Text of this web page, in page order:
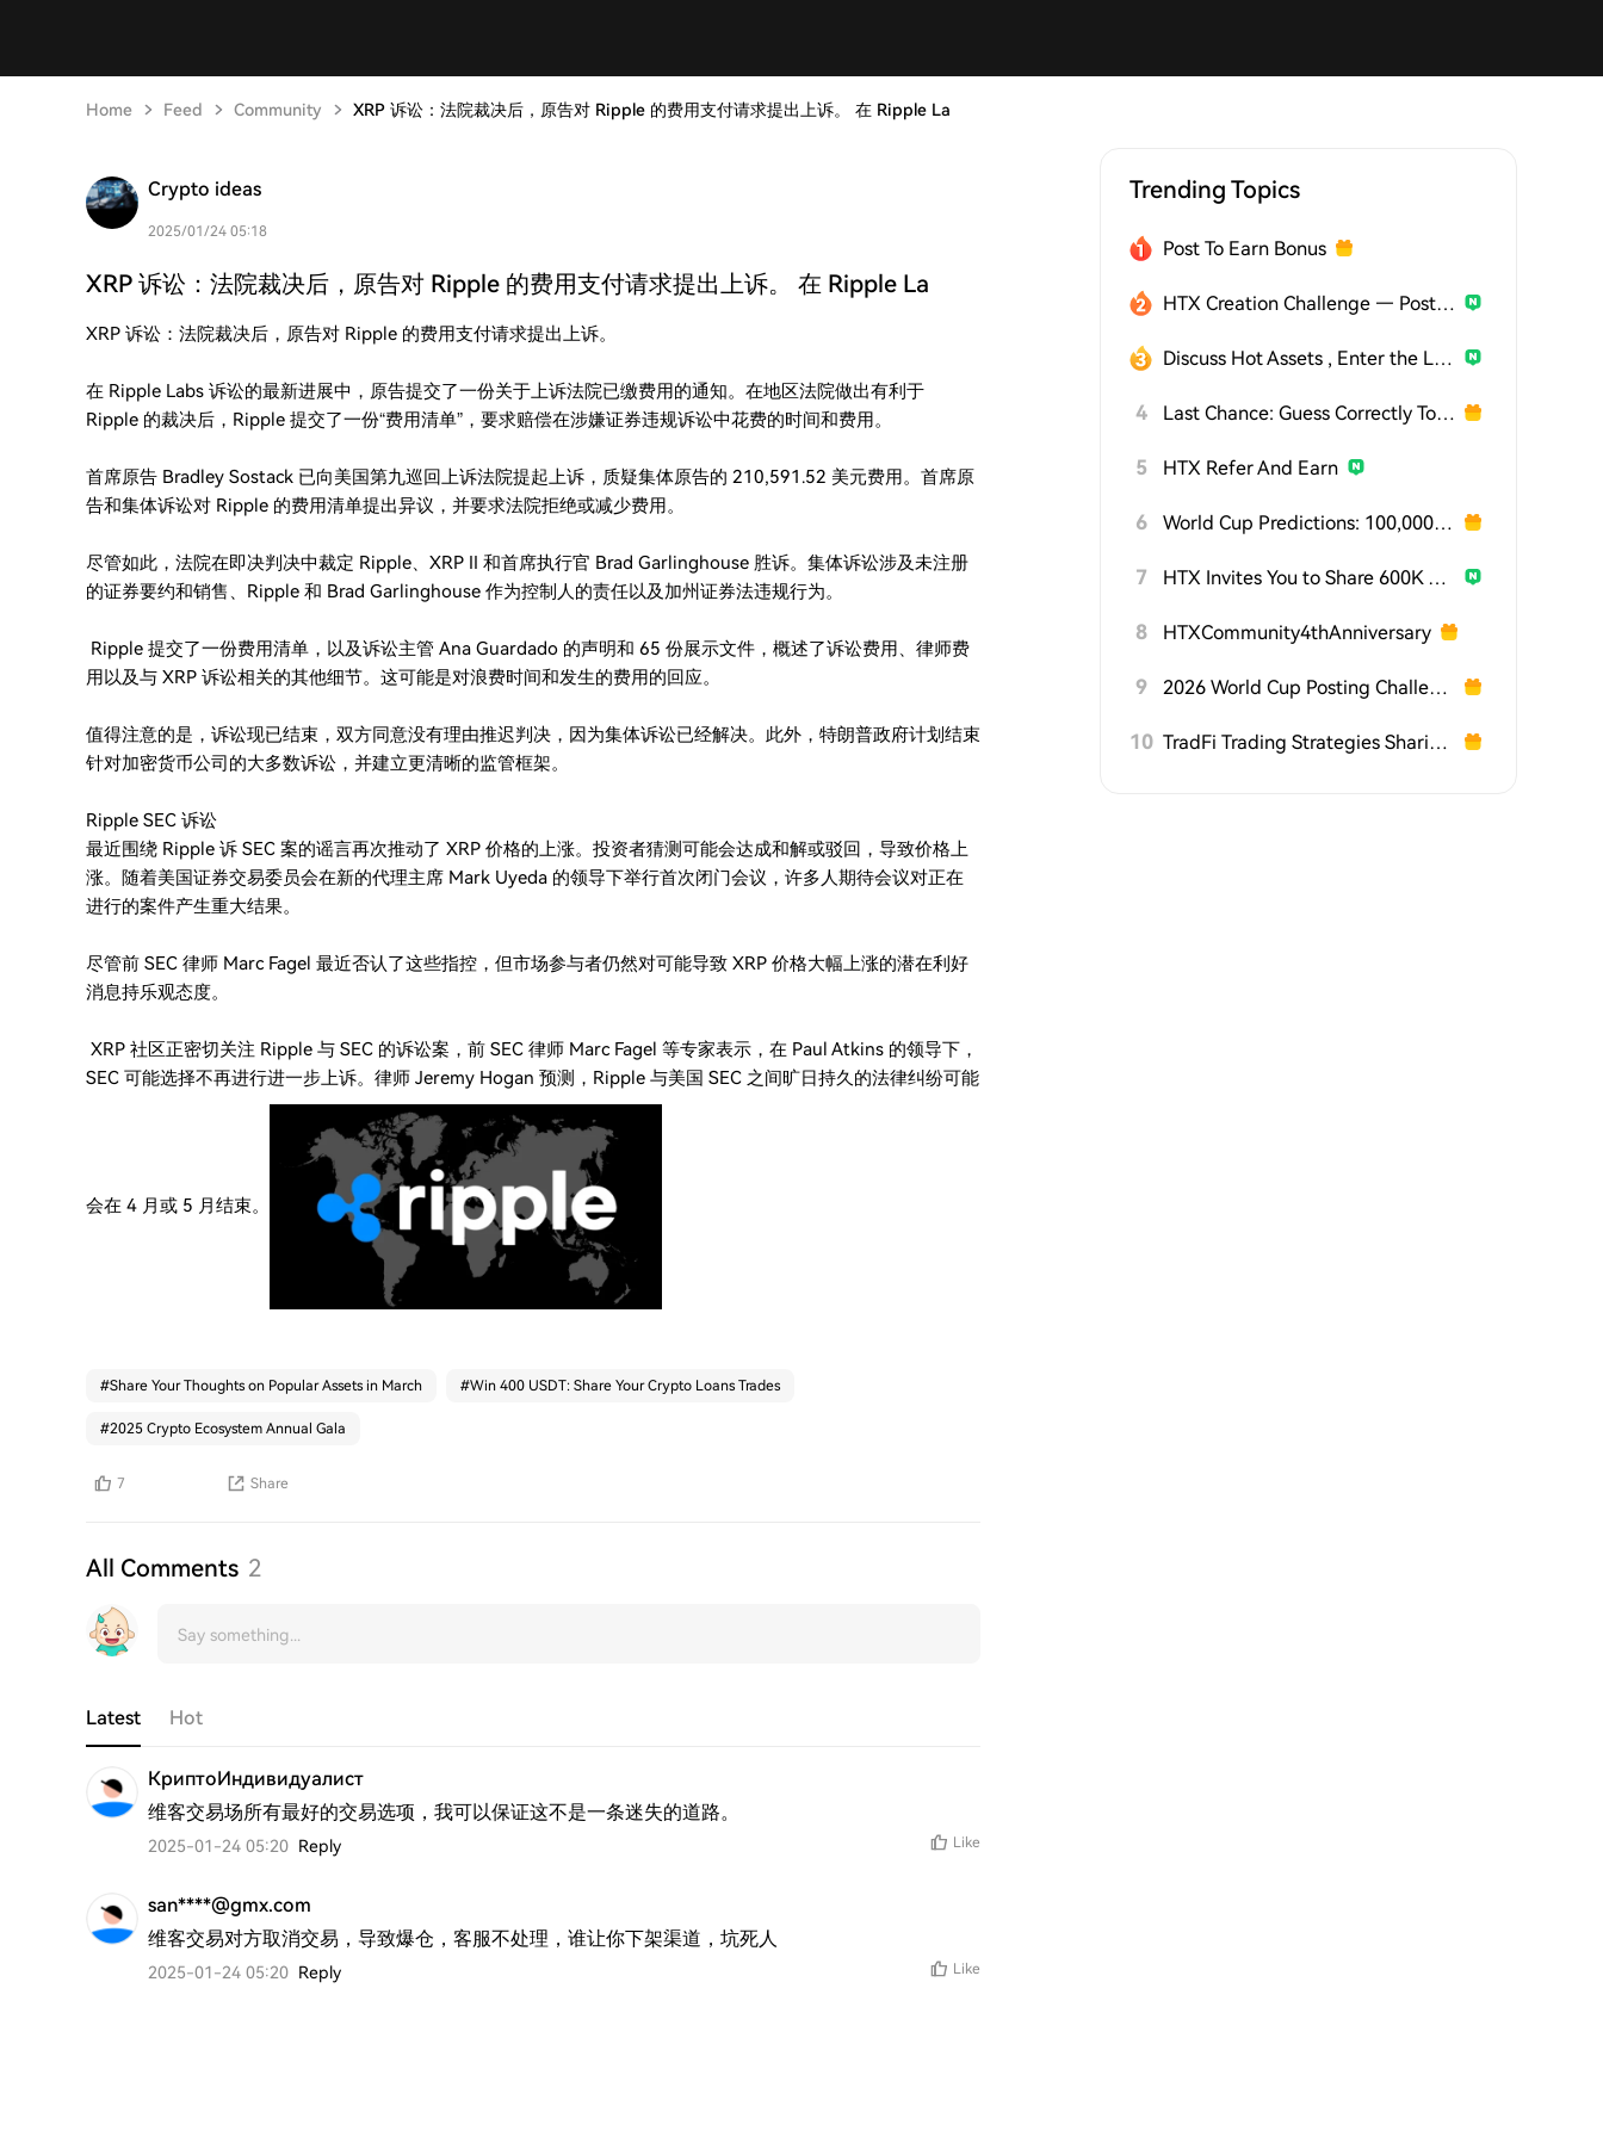
Home Feed Community XRP 诉讼：法院裁决后，原告对 Ripple 的费用支付请求提出上诉。 在 Ripple La
Crypto ideas
2025/01/24 05:18
XRP 诉讼：法院裁决后，原告对 Ripple 的费用支付请求提出上诉。 在 Ripple La
XRP 诉讼：法院裁决后，原告对 Ripple 的费用支付请求提出上诉。
在 Ripple Labs 诉讼的最新进展中，原告提交了一份关于上诉法院已缴费用的通知。在地区法院做出有利于
Ripple 的裁决后，Ripple 提交了一份“费用清单”，要求赔偿在涉嫌证券违规诉讼中花费的时间和费用。
首席原告 Bradley Sostack 已向美国第九巡回上诉法院提起上诉，质疑集体原告的 210,591.52 美元费用。首席原
告和集体诉讼对 Ripple 的费用清单提出异议，并要求法院拒绝或减少费用。
尽管如此，法院在即决判决中裁定 Ripple、XRP II 和首席执行官 Brad Garlinghouse 胜诉。集体诉讼涉及未注册
的证券要约和销售、Ripple 和 Brad Garlinghouse 作为控制人的责任以及加州证券法违规行为。
Ripple 提交了一份费用清单，以及诉讼主管 Ana Guardado 的声明和 65 份展示文件，概述了诉讼费用、律师费
用以及与 XRP 诉讼相关的其他细节。这可能是对浪费时间和发生的费用的回应。
值得注意的是，诉讼现已结束，双方同意没有理由推迟判决，因为集体诉讼已经解决。此外，特朗普政府计划结束
针对加密货币公司的大多数诉讼，并建立更清晰的监管框架。
Ripple SEC 诉讼
最近围绕 Ripple 诉 SEC 案的谣言再次推动了 XRP 价格的上涨。投资者猜测可能会达成和解或驳回，导致价格上
涨。随着美国证券交易委员会在新的代理主席 Mark Uyeda 的领导下举行首次闭门会议，许多人期待会议对正在
进行的案件产生重大结果。
尽管前 SEC 律师 Marc Fagel 最近否认了这些指控，但市场参与者仍然对可能导致 XRP 价格大幅上涨的潜在利好
消息持乐观态度。
XRP 社区正密切关注 Ripple 与 SEC 的诉讼案，前 SEC 律师 Marc Fagel 等专家表示，在 Paul Atkins 的领导下，
SEC 可能选择不再进行进一步上诉。律师 Jeremy Hogan 预测，Ripple 与美国 SEC 之间旷日持久的法律纠纷可能
会在 4 月或 5 月结束。
#Share Your Thoughts on Popular Assets in March #Win 400 USDT: Share Your Crypto Loans Trades
#2025 Crypto Ecosystem Annual Gala
7 Share
All Comments 2
Latest Hot
КриптоИндивидуалист
维客交易场所有最好的交易选项，我可以保证这不是一条迷失的道路。
2025-01-24 05:20 Reply Like
san****@gmx.com
维客交易对方取消交易，导致爆仓，客服不处理，谁让你下架渠道，坑死人
2025-01-24 05:20 Reply Like
Trending Topics
Post To Earn Bonus
HTX Creation Challenge — Post and Win 1,500U
Discuss Hot Assets , Enter the Lucky Draw
4 Last Chance: Guess Correctly Today and Win More
5 HTX Refer And Earn
6 World Cup Predictions: 100,000 USDT Daily
7 HTX Invites You to Share 600K USDT in Gift Packs
8 HTXCommunity4thAnniversary
9 2026 World Cup Posting Challenge on HTX Square
10 TradFi Trading Strategies Sharing Challenge